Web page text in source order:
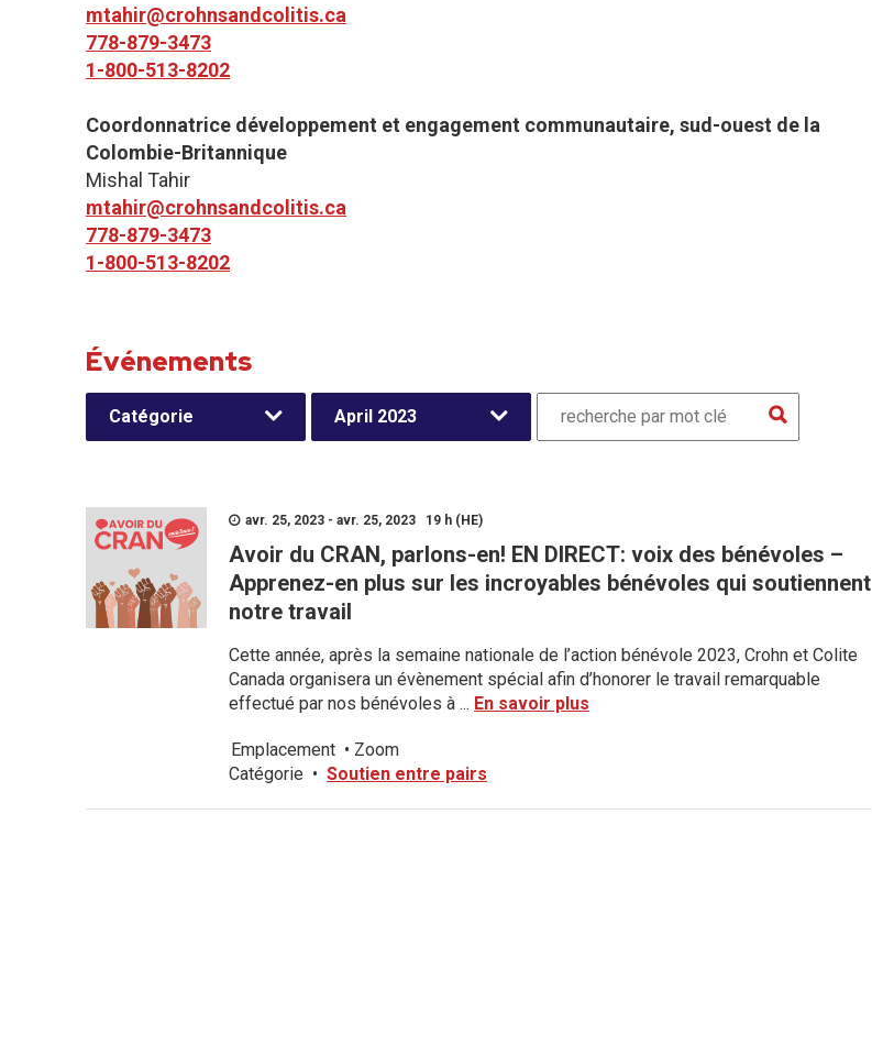
mtahir@crohnsandcolitis.ca
778-879-3473
1-800-513-8202
Coordonnatrice développement et engagement communautaire, sud-ouest de la
Colombie-Britannique
Mishal Tahir
mtahir@crohnsandcolitis.ca
778-879-3473
1-800-513-8202
Événements
Catégorie April 2023
avr. 25, 2023 - avr. 25, 2023 19 h (HE)
Avoir du CRAN, parlons-en! EN DIRECT: voix des bénévoles –
Apprenez-en plus sur les incroyables bénévoles qui soutiennent
notre travail
Cette année, après la semaine nationale de l’action bénévole 2023, Crohn et Colite
Canada organisera un évènement spécial afin d’honorer le travail remarquable
effectué par nos bénévoles à ... En savoir plus
Emplacement • Zoom
Catégorie • Soutien entre pairs